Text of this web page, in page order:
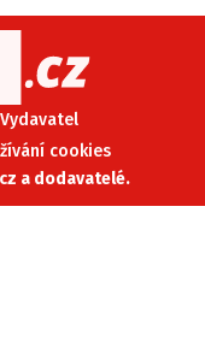
Vydavatel
cookies
a dodavatelé.